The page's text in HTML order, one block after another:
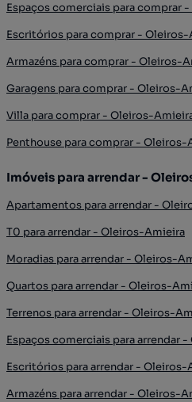
Espaços comerciais para comprar
Escritórios para comprar - Oleiros-
Armazéns para comprar - Oleiros-
Garagens para comprar - Oleiros-
Villa para comprar - Oleiros-
Penthouse para comprar - Oleiros-
Imóveis para arrendar -
Apartamentos para arrendar -
T0 para arrendar - Oleiros-Amieira
Moradias para arrendar - Oleiros-
Quartos para arrendar - Oleiros-
Terrenos para arrendar - Oleiros-
Espaços comerciais para arrendar
Escritórios para arrendar - Oleiros-
Armazéns para arrendar - Oleiros-